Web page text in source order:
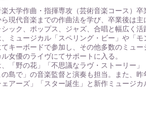
大学作曲・指揮専攻（芸術音楽コース）卒
現代音楽までの作曲法を学び、卒業後は主
ック、ポップス、ジャズ、合唱と幅広く活
ミュージカル「スペリング・ビー」や「モ
キーボードで参加し、その他多数のミュー
女優のライヴにてサポートに入る。
「野の花」「不思議なラヴ・ストーリー」
島で」の音楽監督と演奏も担当。また、昨
アーズ」「スター誕生」と新作ミュージカ